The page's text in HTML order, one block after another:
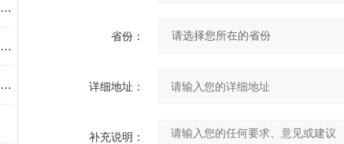
沥青综合试验机的特点是什么？如何操作使用？
粗粒土大型击实仪在土壤改良中的应用
如何选择适合的沥青混凝土渗透试验机
省份：
详细地址：
补充说明：